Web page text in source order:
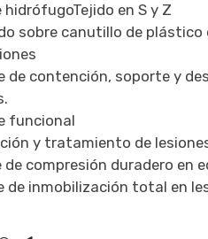
en S y Z
sobre canutillo de
de contención, soporte y
funcional
y tratamiento de
de compresión duradero en
de inmobilización total en